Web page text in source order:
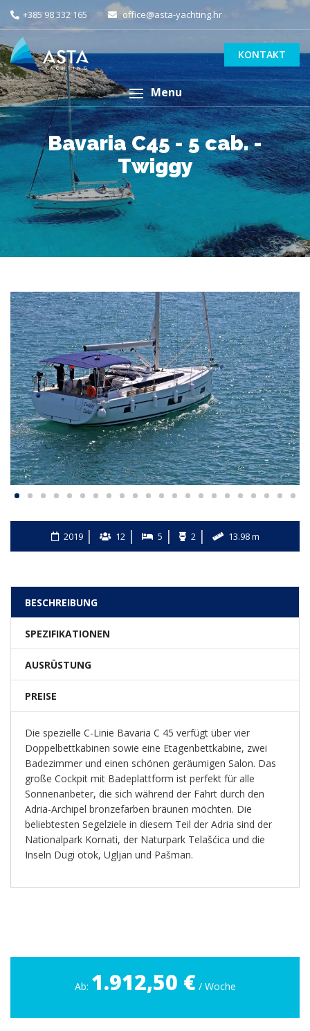
+385 98 332 165 office@asta-yachting.hr
KONTAKT
Menu
Bavaria C45 - 5 cab. -
Twiggy
2019 12 5 2 13.98 m
BESCHREIBUNG
SPEZIFIKATIONEN
AUSRÜSTUNG
PREISE
Die spezielle C-Linie Bavaria C 45 verfügt über vier
Doppelbettkabinen sowie eine Etagenbettkabine, zwei
Badezimmer und einen schönen geräumigen Salon. Das
große Cockpit mit Badeplattform ist perfekt für alle
Sonnenanbeter, die sich während der Fahrt durch den
Adria-Archipel bronzefarben bräunen möchten. Die
beliebtesten Segelziele in diesem Teil der Adria sind der
Nationalpark Kornati, der Naturpark Telašćica und die
Inseln Dugi otok, Ugljan und Pašman.
Ab: 1.912,50 € / Woche